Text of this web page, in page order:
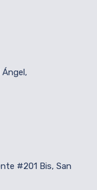
Ángel,
#201 Bis, San